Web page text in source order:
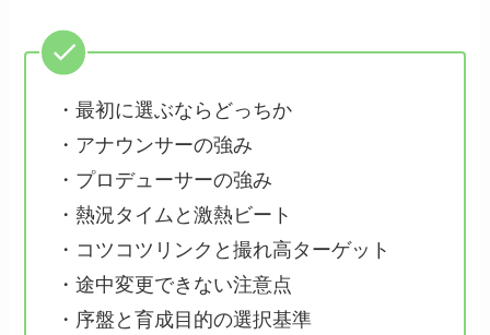
・最初に選ぶならどっちか
・アナウンサーの強み
・プロデューサーの強み
・熱況タイムと激熱ビート
・コツコツリンクと撮れ高ターゲット
・途中変更できない注意点
・序盤と育成目的の選択基準